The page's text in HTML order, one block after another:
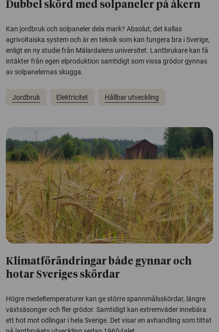
Dubbel skörd med solpaneler på åkern
Kan jordbruk och solpaneler dela mark? Absolut, det kallas
agrivoltaiska system och är en teknik som kan fungera bra i Sverige,
enligt en ny studie från Mälardalens universitet. Lantbrukare kan få
intäkter från egen elproduktion samtidigt som vissa grödor gynnas
av solpanelernas skugga.
Jordbruk Elektricitet Hållbar utveckling
Klimatförändringar både gynnar och
hotar Sveriges skördar
Högre medeltemperaturer kan ge större spannmålsskördar, längre
växtsäsonger och fler grödor. Samtidigt kan extremväder innebära
ett hot mot odlingar i hela Sverige. Det visar en avhandling som tittat